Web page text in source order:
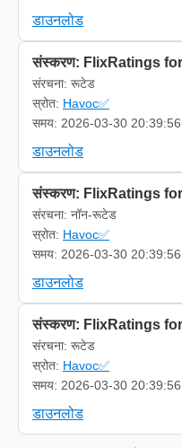
डाउनलोड
संस्करण: FlixRatings
संरचना: रूटेड
स्रोत: Havoc✅
समय: 2026-03-30 20:39:56
डाउनलोड
संस्करण: FlixRatings
संरचना: नॉन-रूटेड
स्रोत: Havoc✅
समय: 2026-03-30 20:39:56
डाउनलोड
संस्करण: FlixRatings
संरचना: रूटेड
स्रोत: Havoc✅
समय: 2026-03-30 20:39:56
डाउनलोड